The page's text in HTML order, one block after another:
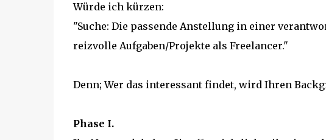
Würde ich kürzen:
"Suche: Die passende Anstellung in einer
reizvolle Aufgaben/Projekte als Freelancer."
Denn; Wer das interessant findet, wird Ihren
Phase I.